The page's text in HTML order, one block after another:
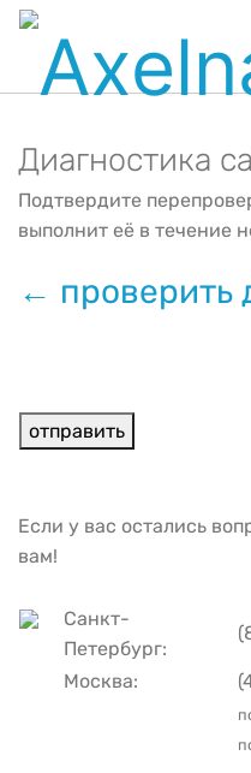
Диагностика
Подтвердите
выполнит её в течение
← проверить
Если у вас остались
вам!
Санкт-
Петербург:
Москва: